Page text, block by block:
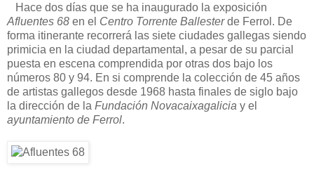
Hace dos días que se ha inaugurado la exposición
Afluentes 68 en el Centro Torrente Ballesterde Ferrol. De
forma itinerante recorrerá las siete ciudades gallegas siendo
primicia en la ciudad departamental, a pesar de su parcial
puesta en escena comprendida por otras dos bajo los
números 80 y 94. En si comprende la colección de 45 años
de artistas gallegos desde 1968 hasta finales de siglo bajo
la dirección de la Fundación Novacaixagalicia y el
ayuntamiento de Ferrol.